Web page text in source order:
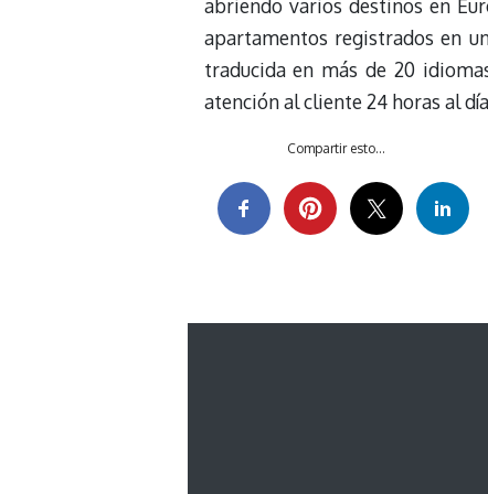
abriendo varios destinos en
apartamentos registrados en
traducida en más de 20
atención al cliente 24 horas al
Compartir esto...